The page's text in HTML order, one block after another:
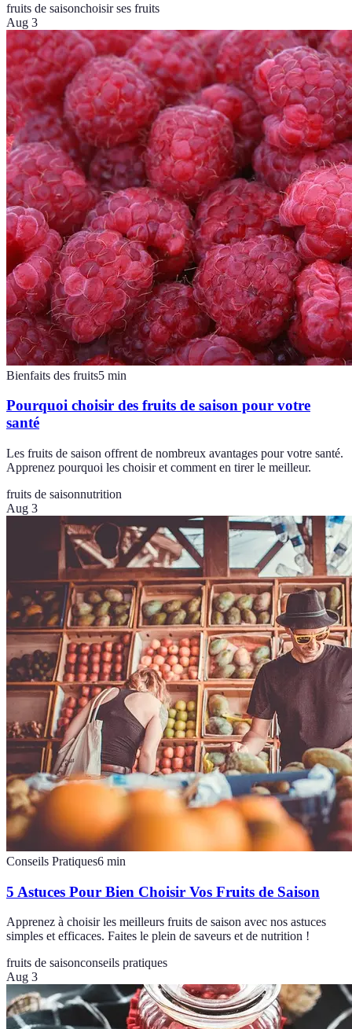
fruits de saisonchoisir ses fruits
Aug 3
Bienfaits des fruits5 min
Pourquoi choisir des fruits de saison pour votre
santé
Les fruits de saison offrent de nombreux avantages pour votre santé.
Apprenez pourquoi les choisir et comment en tirer le meilleur.
fruits de saisonnutrition
Aug 3
Conseils Pratiques6 min
5 Astuces Pour Bien Choisir Vos Fruits de Saison
Apprenez à choisir les meilleurs fruits de saison avec nos astuces
simples et efficaces. Faites le plein de saveurs et de nutrition !
fruits de saisonconseils pratiques
Aug 3